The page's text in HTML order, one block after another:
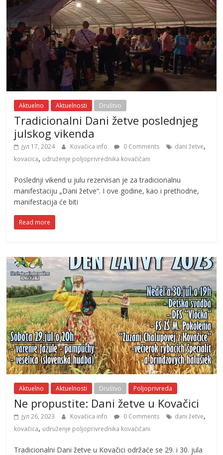
Aktuelno Aktuelnosti Društvo
Tradicionalni Dani žetve poslednjeg
julskog vikenda
јул 17, 2024 Kovačica info 0 Comments dani žetve,
kovacica, udruženje poljoprivrednika kovačičani
Poslednji vikend u julu rezervisan je za tradicionalnu
manifestaciju „Dani žetve“. I ove godine, kao i prethodne,
manifestacija će biti
Read more
Aktuelno Aktuelnosti Društvo Poljoprivreda
Ne propustite: Dani žetve u Kovačici
јул 26, 2023 Kovačica info 0 Comments dani žetve,
kovačica, udruženje poljoprivrednika kovačičani
Tradicionalni Dani žetve u Kovačici održaće se 29. i 30. jula